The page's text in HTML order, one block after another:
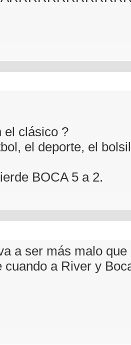
el clásico ?
el deporte, el
BOCA 5 a 2.
a ser más malo que
cuando a River y